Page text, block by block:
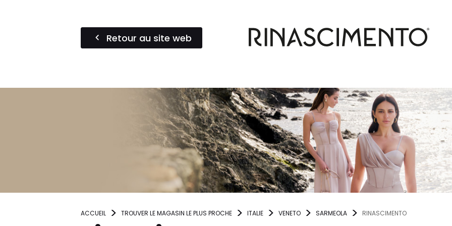
Retour au site web
ACCUEIL TROUVER LE MAGASIN LE PLUS PROCHE ITALIE VENETO SARMEOLA RINASCIMENTO